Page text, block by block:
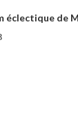
éclectique de